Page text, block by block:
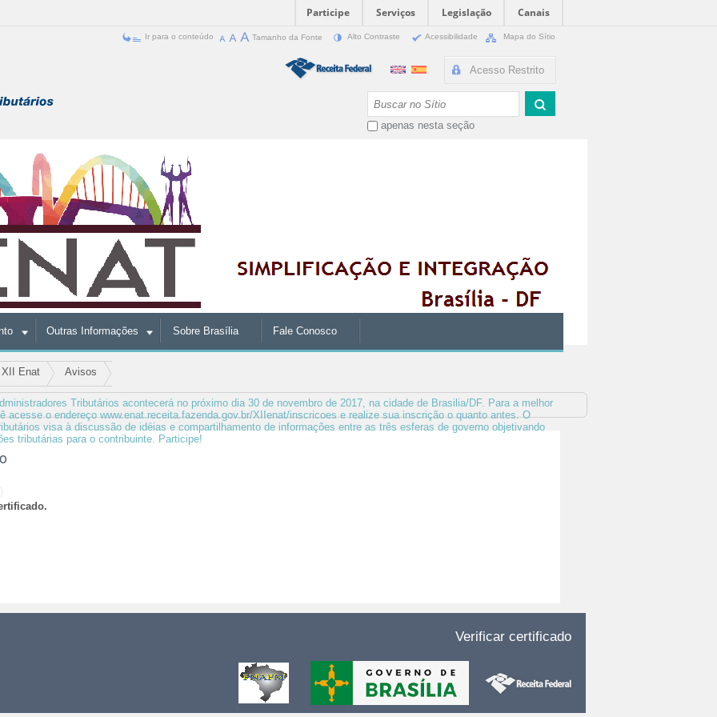
Participe Serviços Legislação
Canais
Ir para o conteúdo Tamanho da Fonte Alto Contraste Acessibilidade Mapa do Sítio
Acesso Restrito
apenas nesta seção
Outras Informações Sobre Brasília Fale Conosco
XII Enat Avisos
Tributários acontecerá no próximo dia 30 de novembro de 2017, na cidade de Brasilia/DF. Para a melhor
acesse o endereço www.enat.receita.fazenda.gov.br/XIIenat/inscricoes e realize sua inscrição o quanto antes. O
visa à discussão de idéias e compartilhamento de informações entre as três esferas de governo objetivando
tributárias para o contribuinte. Participe!
Verificar certificado